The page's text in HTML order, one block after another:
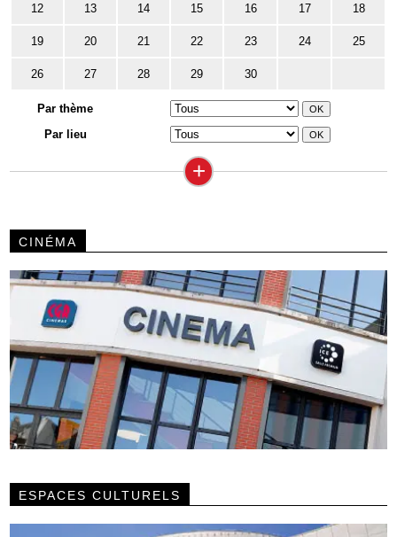
12 13 14 15 16 17 18
19 20 21 22 23 24 25
26 27 28 29 30
Par thème
Par lieu
+
CINÉMA
ESPACES CULTURELS